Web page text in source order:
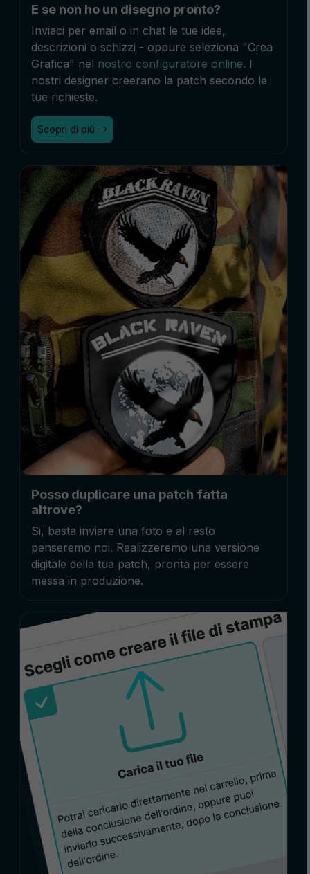
E se non ho un disegno pronto?
Inviaci per email o in chat le tue idee,
descrizioni o schizzi - oppure seleziona "Crea
Grafica" nel nostro configuratore online. I
nostri designer creerano la patch secondo le
tue richieste.
Scopri di più
Posso duplicare una patch fatta
altrove?
Si, basta inviare una foto e al resto
penseremo noi. Realizzeremo una versione
digitale della tua patch, pronta per essere
messa in produzione.